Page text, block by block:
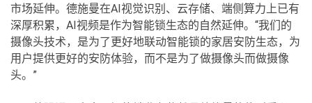
市场延伸。德施曼在AI视觉识别、云存储、端侧算力上已有
深厚积累，AI视频是作为智能锁生态的自然延伸。“我们的
摄像头技术，是为了更好地联动智能锁的家居安防生态，为
用户提供更好的安防体验，而不是为了做摄像头而做摄像
头。”